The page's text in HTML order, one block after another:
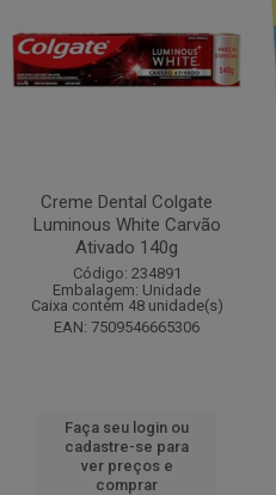
Creme Dental Colgate
Luminous White Carvão
Ativado 140g
Código: 234891
Embalagem: Unidade
Caixa contém 48 unidade(s)
EAN: 7509546665306
Faça seu login ou
cadastre-se para
ver preços e
comprar